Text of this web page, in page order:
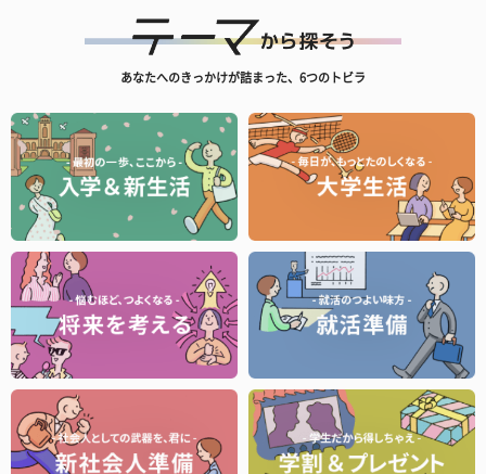
あなたへのきっかけが詰まった、6つのトビラ